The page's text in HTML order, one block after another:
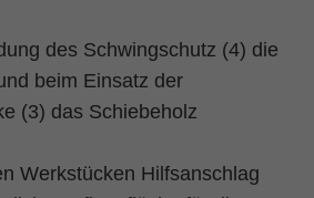
des Schwingschutz (4) die
beim Einsatz der
(3) das Schiebeholz
Werkstücken Hilfsanschlag